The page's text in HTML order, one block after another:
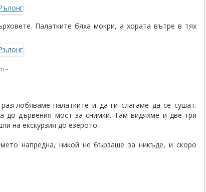
Палатките бяха мокри, а хората вътре в тях
–
палатките и да ги слагаме да се сушат.
до дървения мост за снимки. Там видяхме и две-три
на екскурзия до езерото.
напредна, никой не бързаше за никъде, и скоро